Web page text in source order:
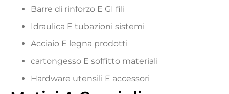
Barre di rinforzo E GI fili
Idraulica E tubazioni sistemi
Acciaio E legna prodotti
cartongesso E soffitto materiali
Hardware utensili E accessori